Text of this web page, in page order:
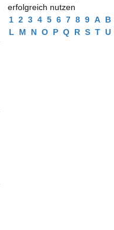
erfolgreich nutzen
1 2 3 4 5 6 7 8 9 A B
L
M N O P Q R S T U